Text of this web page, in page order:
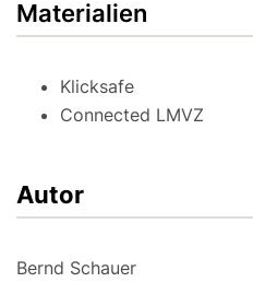
Materialien
Klicksafe
Connected LMVZ
Autor
Bernd Schauer